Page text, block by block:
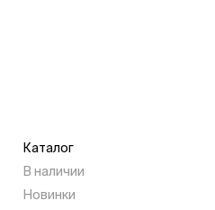
Каталог
В наличии
Новинки